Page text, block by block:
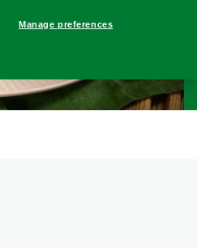
Manage preferences